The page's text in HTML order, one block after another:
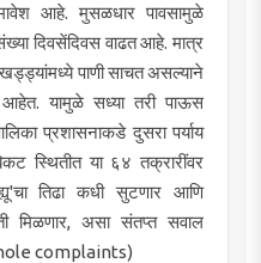
आहे. मुसळधार पावसामुळे
दिवसेंदिवस वाढत आहे. मात्र
पाणी साचत असल्याने
यामुळे सध्या तरी पाऊस
प्रशासनाकडे दुसरा पर्याय
स्थितीत या ६४ तक्रारींवर
तिढा कधी सुटणार आणि
मिळणार, असा संतप्त सवाल
complaints)